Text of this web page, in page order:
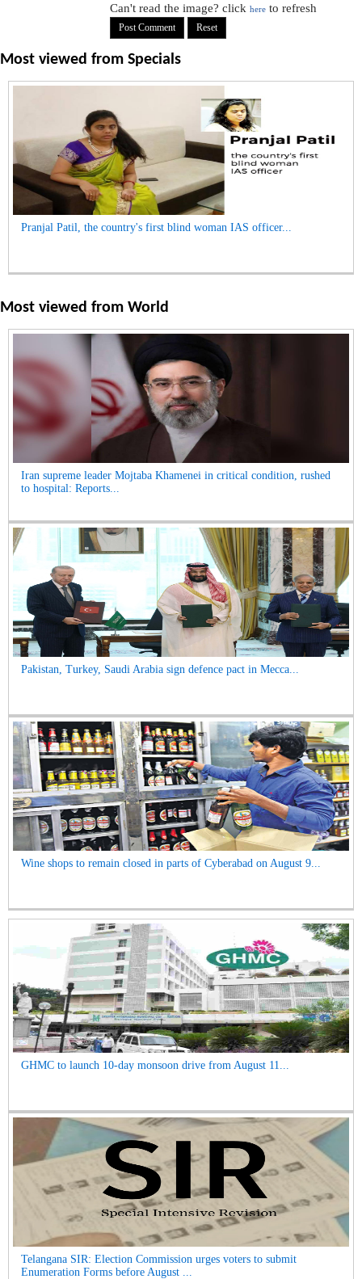
Can't read the image? clickhere to refresh
Most viewed from Specials
Pranjal Patil, the country's first blind woman IAS officer...
Most viewed from World
Iran supreme leader Mojtaba Khamenei in critical condition, rushed
to hospital: Reports...
Pakistan, Turkey, Saudi Arabia sign defence pact in Mecca...
Wine shops to remain closed in parts of Cyberabad on August 9...
GHMC to launch 10-day monsoon drive from August 11...
Telangana SIR: Election Commission urges voters to submit
Enumeration Forms before August ...